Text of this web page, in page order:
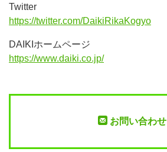
Twitter
https://twitter.com/DaikiRikaKogyo
DAIKIホームページ
https://www.daiki.co.jp/
お問い合わせ